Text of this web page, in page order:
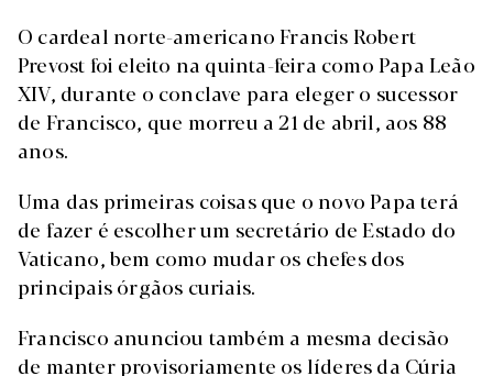
O cardeal norte-americano Francis Robert
Prevost foi eleito na quinta-feira como Papa Leão
XIV, durante o conclave para eleger o sucessor
de Francisco, que morreu a 21 de abril, aos 88
anos.
Uma das primeiras coisas que o novo Papa terá
de fazer é escolher um secretário de Estado do
Vaticano, bem como mudar os chefes dos
principais órgãos curiais.
Francisco anunciou também a mesma decisão
de manter provisoriamente os líderes da Cúria